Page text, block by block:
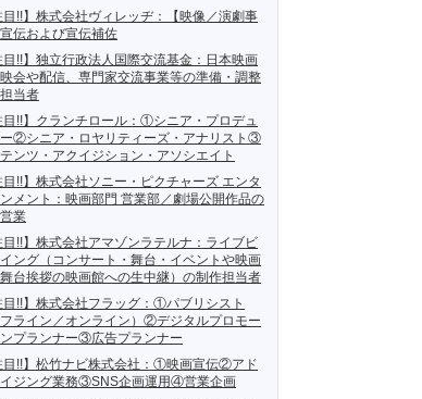
目!!】株式会社ヴィレッヂ：【映像／演劇事
伝および宣伝補佐
目!!】独立行政法人国際交流基金：日本映画
会や配信、専門家交流事業等の準備・調整
当者
目!!】クランチロール：①シニア・プロデュ
②シニア・ロヤリティーズ・アナリスト③
ンツ・アクイジション・アソシエイト
目!!】株式会社ソニー・ピクチャーズ エンタ
メント：映画部門 営業部／劇場公開作品の
業
目!!】株式会社アマゾンラテルナ：ライブビ
ング（コンサート・舞台・イベントや映画
台挨拶の映画館への生中継）の制作担当者
目!!】株式会社フラッグ：①パブリシスト
フライン／オンライン）②デジタルプロモー
プランナー③広告プランナー
目!!】松竹ナビ株式会社：①映画宣伝②アド
ジング業務③SNS企画運用④営業企画